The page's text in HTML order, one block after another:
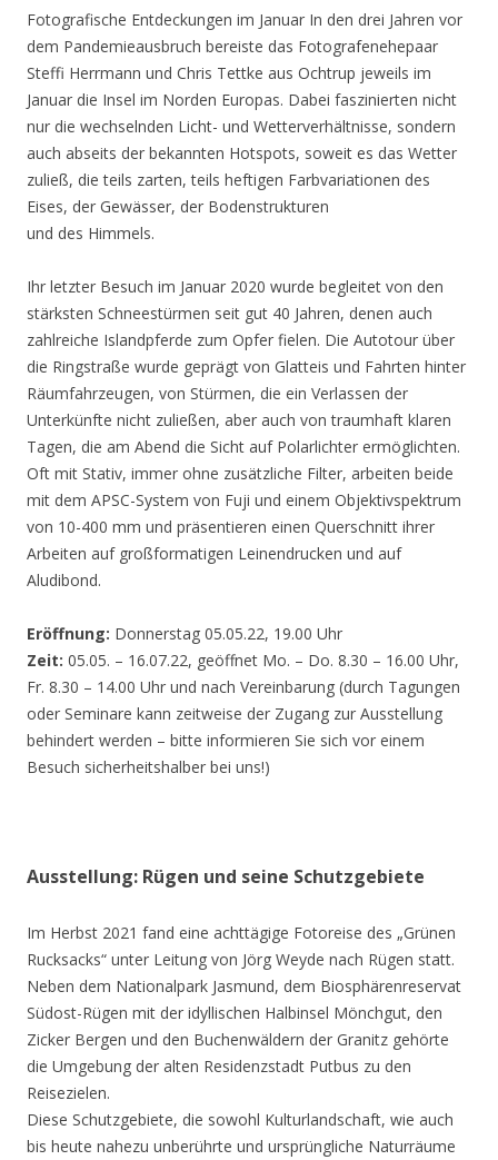
Fotografische Entdeckungen im Januar In den drei Jahren vor
dem Pandemieausbruch bereiste das Fotografenehepaar
Steffi Herrmann und Chris Tettke aus Ochtrup jeweils im
Januar die Insel im Norden Europas. Dabei faszinierten nicht
nur die wechselnden Licht- und Wetterverhältnisse, sondern
auch abseits der bekannten Hotspots, soweit es das Wetter
zuließ, die teils zarten, teils heftigen Farbvariationen des
Eises, der Gewässer, der Bodenstrukturen
und des Himmels.
Ihr letzter Besuch im Januar 2020 wurde begleitet von den
stärksten Schneestürmen seit gut 40 Jahren, denen auch
zahlreiche Islandpferde zum Opfer fielen. Die Autotour über
die Ringstraße wurde geprägt von Glatteis und Fahrten hinter
Räumfahrzeugen, von Stürmen, die ein Verlassen der
Unterkünfte nicht zuließen, aber auch von traumhaft klaren
Tagen, die am Abend die Sicht auf Polarlichter ermöglichten.
Oft mit Stativ, immer ohne zusätzliche Filter, arbeiten beide
mit dem APSC-System von Fuji und einem Objektivspektrum
von 10-400 mm und präsentieren einen Querschnitt ihrer
Arbeiten auf großformatigen Leinendrucken und auf
Aludibond.
Eröffnung: Donnerstag 05.05.22, 19.00 Uhr
Zeit: 05.05. – 16.07.22, geöffnet Mo. – Do. 8.30 – 16.00 Uhr,
Fr. 8.30 – 14.00 Uhr und nach Vereinbarung (durch Tagungen
oder Seminare kann zeitweise der Zugang zur Ausstellung
behindert werden – bitte informieren Sie sich vor einem
Besuch sicherheitshalber bei uns!)
Ausstellung: Rügen und seine Schutzgebiete
Im Herbst 2021 fand eine achttägige Fotoreise des „Grünen
Rucksacks“ unter Leitung von Jörg Weyde nach Rügen statt.
Neben dem Nationalpark Jasmund, dem Biosphärenreservat
Südost-Rügen mit der idyllischen Halbinsel Mönchgut, den
Zicker Bergen und den Buchenwäldern der Granitz gehörte
die Umgebung der alten Residenzstadt Putbus zu den
Reisezielen.
Diese Schutzgebiete, die sowohl Kulturlandschaft, wie auch
bis heute nahezu unberührte und ursprüngliche Naturräume